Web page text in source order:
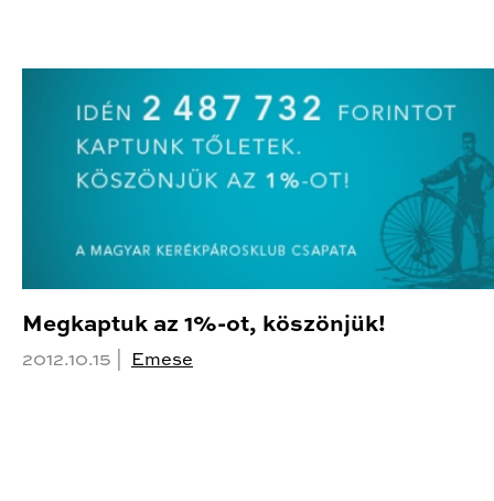
Megkaptuk az 1%-ot, köszönjük!
2012.10.15 | Emese